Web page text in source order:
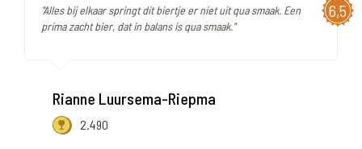
6,5
"Alles bij elkaar springt dit biertje er niet uit qua smaak. Een
prima zacht bier, dat in balans is qua smaak."
Rianne Luursema-Riepma
2.490